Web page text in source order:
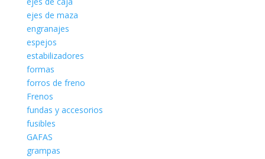
ejes de maza
engranajes
espejos
estabilizadores
formas
forros de freno
Frenos
fundas y accesorios
fusibles
GAFAS
grampas